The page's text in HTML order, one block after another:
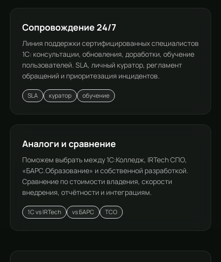
Сопровождение 24/7
Линия поддержки сертифицированных специалистов
1С: консультации, обновления, доработки, обучение
пользователей. SLA, личный куратор, регламент
обращений и приоритезация инцидентов.
SLA куратор обучение
Аналоги и сравнение
Поможем выбрать между 1С:Колледж, IRTech СПО,
«БАРС.Образование» и собственной разработкой.
Сравнение по стоимости владения, скорости
внедрения, отчётности и интеграциям.
1С vs IRTech vs БАРС TCO